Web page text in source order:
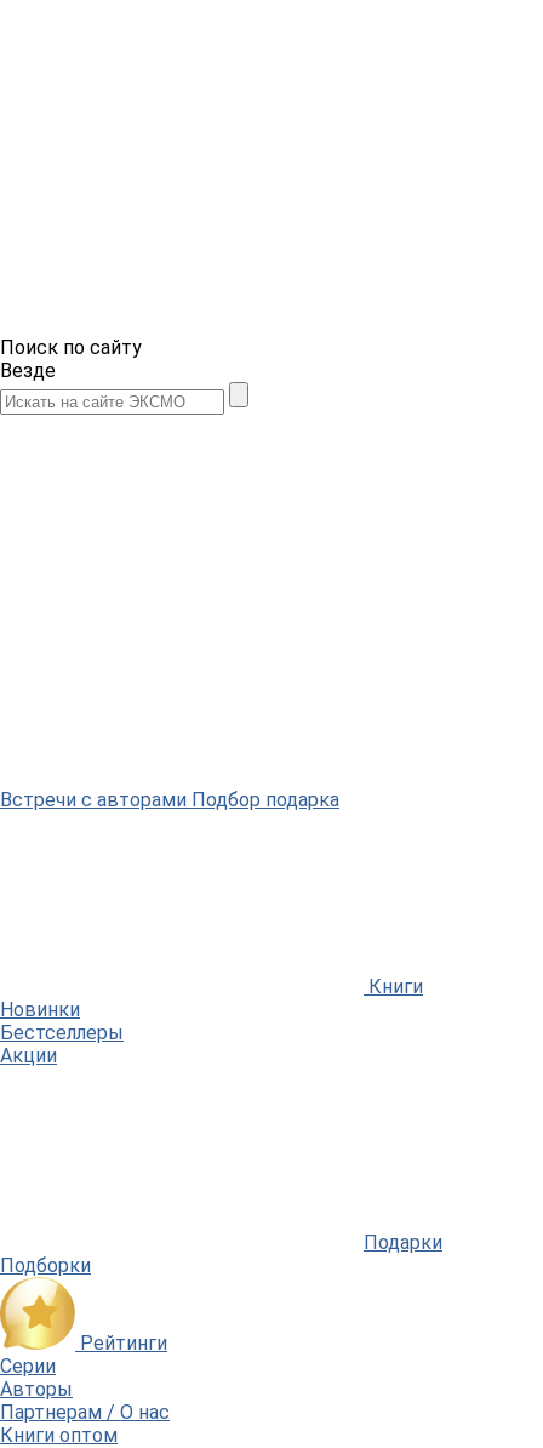
Поиск по сайту
Везде
Встречи с авторами Подбор подарка
Книги
Новинки
Бестселлеры
Акции
Подарки
Подборки
Рейтинги
Серии
Авторы
Партнерам / О нас
Книги оптом